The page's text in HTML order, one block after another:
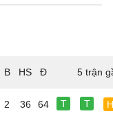
5 trận
2 36 64 T T H